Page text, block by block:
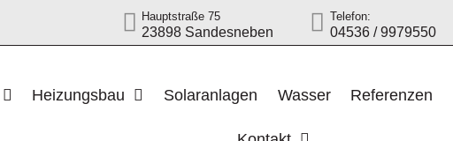
Hauptstraße 75
23898 Sandesneben
Telefon:
04536 / 9979550
Heizungsbau Solaranlagen Wasser Referenzen